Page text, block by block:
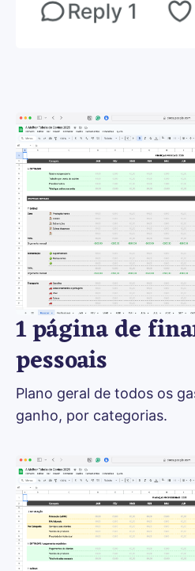
1 página de
pessoais
Plano geral de todos os
ganho, por categorias.